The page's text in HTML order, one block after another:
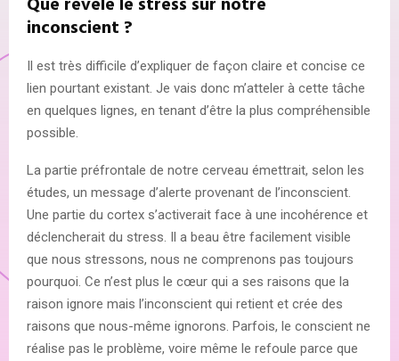
inconscient ?
Il est très difficile d’expliquer de façon claire et concise ce
lien pourtant existant. Je vais donc m’atteler à cette tâche
en quelques lignes, en tenant d’être la plus compréhensible
possible.
La partie préfrontale de notre cerveau émettrait, selon les
études, un message d’alerte provenant de l’inconscient.
Une partie du cortex s’activerait face à une incohérence et
déclencherait du stress. Il a beau être facilement visible
que nous stressons, nous ne comprenons pas toujours
pourquoi. Ce n’est plus le cœur qui a ses raisons que la
raison ignore mais l’inconscient qui retient et crée des
raisons que nous-même ignorons. Parfois, le conscient ne
réalise pas le problème, voire même le refoule parce que